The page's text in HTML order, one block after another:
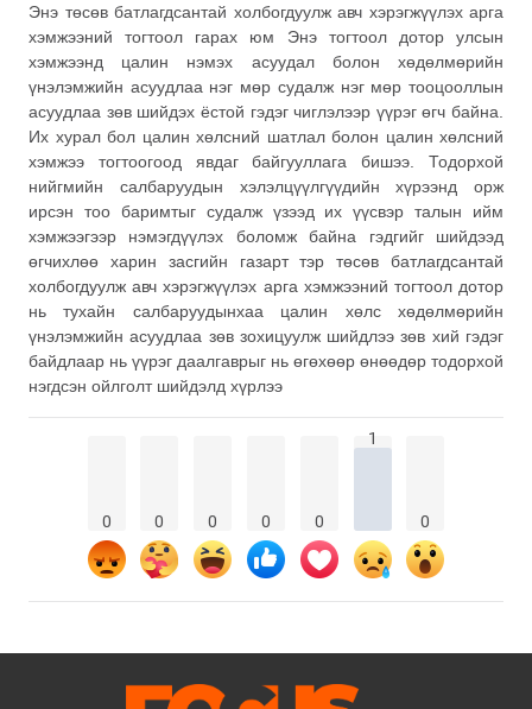
Энэ төсөв батлагдсантай холбогдуулж авч хэрэгжүүлэх арга
хэмжээний тогтоол гарах юм Энэ тогтоол дотор улсын
хэмжээнд цалин нэмэх асуудал болон хөдөлмөрийн
үнэлэмжийн асуудлаа нэг мөр судалж нэг мөр тооцооллын
асуудлаа зөв шийдэх ёстой гэдэг чиглэлээр үүрэг өгч байна.
Их хурал бол цалин хөлсний шатлал болон цалин хөлсний
хэмжээ тогтоогоод явдаг байгууллага бишээ. Тодорхой
нийгмийн салбаруудын хэлэлцүүлгүүдийн хүрээнд орж
ирсэн тоо баримтыг судалж үзээд их үүсвэр талын ийм
хэмжээгээр нэмэгдүүлэх боломж байна гэдгийг шийдээд
өгчихлөө харин засгийн газарт тэр төсөв батлагдсантай
холбогдуулж авч хэрэгжүүлэх арга хэмжээний тогтоол дотор
нь тухайн салбаруудынхаа цалин хөлс хөдөлмөрийн
үнэлэмжийн асуудлаа зөв зохицуулж шийдлээ зөв хий гэдэг
байдлаар нь үүрэг даалгаврыг нь өгөхөөр өнөөдөр тодорхой
нэгдсэн ойлголт шийдэлд хүрлээ
0 0 0 0 0
1
0